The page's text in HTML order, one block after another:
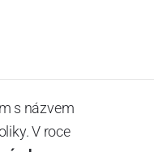
s názvem
V roce